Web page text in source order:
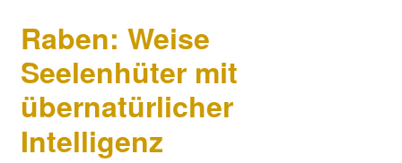
Raben: Weise
Seelenhüter mit
übernatürlicher
Intelligenz